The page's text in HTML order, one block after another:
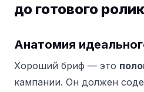
до готового
Анатомия
Хороший бриф — это
кампании. Он должен